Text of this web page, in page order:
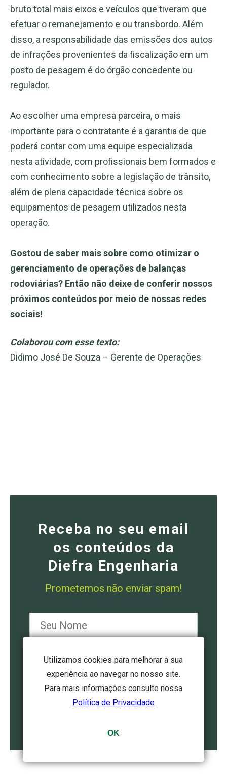
bruto total mais eixos e veículos que tiveram que
efetuar o remanejamento e ou transbordo. Além
disso, a responsabilidade das emissões dos autos
de infrações provenientes da fiscalização em um
posto de pesagem é do órgão concedente ou
regulador.
Ao escolher uma empresa parceira, o mais
importante para o contratante é a garantia de que
poderá contar com uma equipe especializada
nesta atividade, com profissionais bem formados e
com conhecimento sobre a legislação de trânsito,
além de plena capacidade técnica sobre os
equipamentos de pesagem utilizados nesta
operação.
Gostou de saber mais sobre como otimizar o
gerenciamento de operações de balanças
rodoviárias? Então não deixe de conferir nossos
próximos conteúdos por meio de nossas redes
sociais!
Colaborou com esse texto:
Didimo José De Souza – Gerente de Operações
Receba no seu email
os conteúdos da
Diefra Engenharia
Prometemos não enviar spam!
Utilizamos cookies para melhorar a sua
experiência ao navegar no nosso site.
Para mais informações consulte nossa
Política de Privacidade
OK